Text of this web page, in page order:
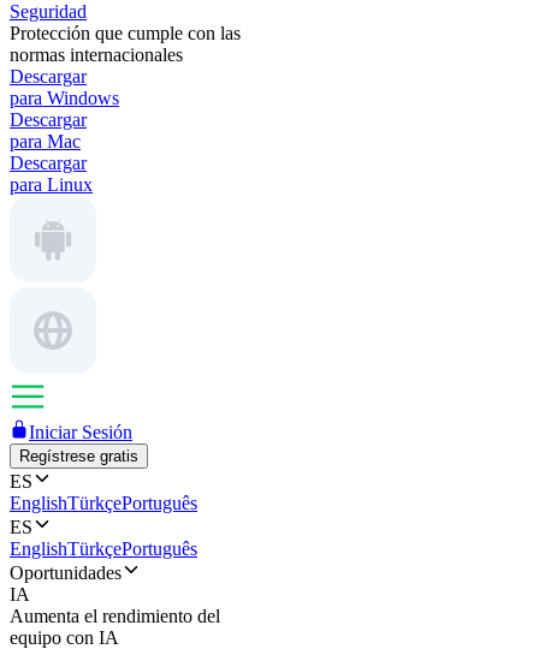
Seguridad
Protección que cumple con las
normas internacionales
Descargar
para Windows
Descargar
para Mac
Descargar
para Linux
Iniciar Sesión
Regístrese gratis
ES
EnglishTürkçePortuguês
ES
EnglishTürkçePortuguês
Oportunidades
IA
Aumenta el rendimiento del
equipo con IA